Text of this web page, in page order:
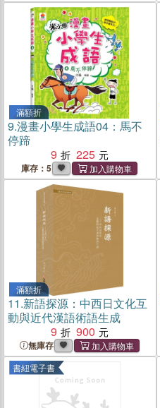
滿額折
9.漫畫小學生成語04：馬不
停蹄
9
225
庫存：5
滿額折
11.新語探源：中西日文化互
動與近代漢語術語生成
9
900
無庫存
書紐電子書